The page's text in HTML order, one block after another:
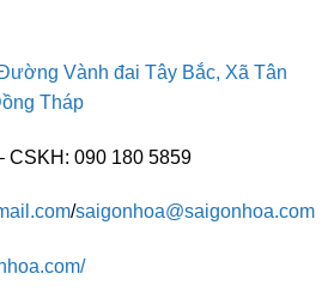
Vành đai Tây Bắc, Xã Tân
Tháp
CSKH: 090 180 5859
/saigonhoa@saigonhoa.com